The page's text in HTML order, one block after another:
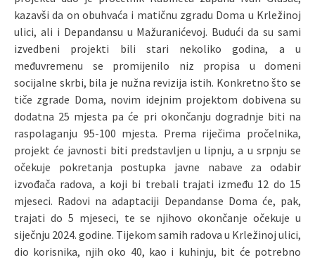
kazavši da on obuhvaća i matičnu zgradu Doma u Krležinoj
ulici, ali i Depandansu u Mažuranićevoj. Budući da su sami
izvedbeni projekti bili stari nekoliko godina, a u
međuvremenu se promijenilo niz propisa u domeni
socijalne skrbi, bila je nužna revizija istih. Konkretno što se
tiče zgrade Doma, novim idejnim projektom dobivena su
dodatna 25 mjesta pa će pri okončanju dogradnje biti na
raspolaganju 95-100 mjesta. Prema riječima pročelnika,
projekt će javnosti biti predstavljen u lipnju, a u srpnju se
očekuje pokretanja postupka javne nabave za odabir
izvođača radova, a koji bi trebali trajati između 12 do 15
mjeseci. Radovi na adaptaciji Depandanse Doma će, pak,
trajati do 5 mjeseci, te se njihovo okončanje očekuje u
siječnju 2024. godine. Tijekom samih radova u Krležinoj ulici,
dio korisnika, njih oko 40, kao i kuhinju, bit će potrebno